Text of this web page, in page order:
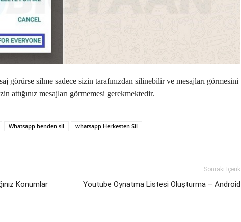
görürse silme sadece sizin tarafınızdan silinebilir ve mesajları görmesini
attığınız mesajları görmemesi gerekmektedir.
Whatsapp benden sil whatsapp Herkesten Sil
Konumlar
Sonraki İçerik
Youtube Oynatma Listesi Oluşturma – Android